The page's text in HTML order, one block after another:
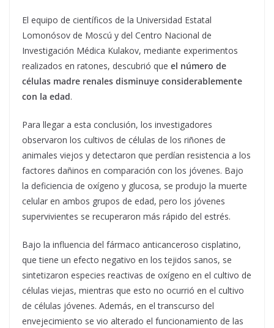
El equipo de científicos de la Universidad Estatal
Lomonósov de Moscú y del Centro Nacional de
Investigación Médica Kulakov, mediante experimentos
realizados en ratones, descubrió que el número de
células madre renales disminuye considerablemente
con la edad.
Para llegar a esta conclusión, los investigadores
observaron los cultivos de células de los riñones de
animales viejos y detectaron que perdían resistencia a los
factores dañinos en comparación con los jóvenes. Bajo
la deficiencia de oxígeno y glucosa, se produjo la muerte
celular en ambos grupos de edad, pero los jóvenes
supervivientes se recuperaron más rápido del estrés.
Bajo la influencia del fármaco anticanceroso cisplatino,
que tiene un efecto negativo en los tejidos sanos, se
sintetizaron especies reactivas de oxígeno en el cultivo de
células viejas, mientras que esto no ocurrió en el cultivo
de células jóvenes. Además, en el transcurso del
envejecimiento se vio alterado el funcionamiento de las